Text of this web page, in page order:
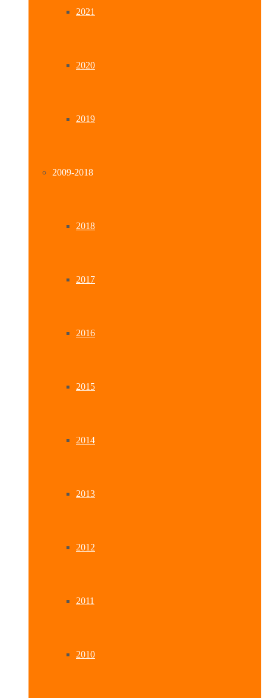
2021
2020
2019
2009-2018
2018
2017
2016
2015
2014
2013
2012
2011
2010